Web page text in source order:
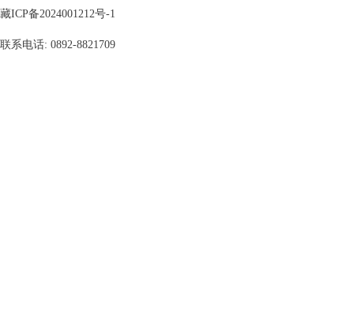
藏ICP备2024001212号-1
联系电话: 0892-8821709